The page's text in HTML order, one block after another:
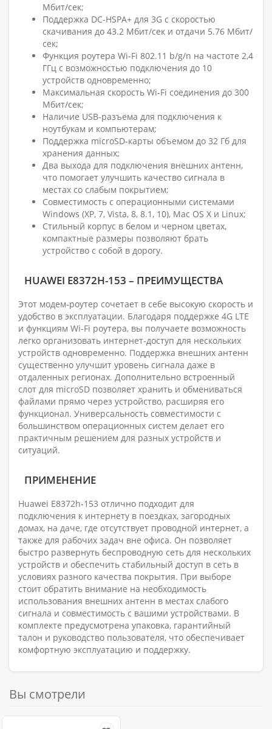
Мбит/сек;
Поддержка DC-HSPA+ для 3G с скоростью
скачивания до 43.2 Мбит/сек и отдачи 5.76 Мбит/
сек;
Функция роутера Wi-Fi 802.11 b/g/n на частоте 2,4
ГГц с возможностью подключения до 10
устройств одновременно;
Максимальная скорость Wi-Fi соединения до 300
Мбит/сек;
Наличие USB-разъема для подключения к
ноутбукам и компьютерам;
Поддержка microSD-карты объемом до 32 Гб для
хранения данных;
Два выхода для подключения внешних антенн,
что помогает улучшить качество сигнала в
местах со слабым покрытием;
Совместимость с операционными системами
Windows (XP, 7, Vista, 8, 8.1, 10), Mac OS X и Linux;
Стильный корпус в белом и черном цветах,
компактные размеры позволяют брать
устройство с собой в дорогу.
HUAWEI E8372H-153 – ПРЕИМУЩЕСТВА
Этот модем-роутер сочетает в себе высокую скорость и
удобство в эксплуатации. Благодаря поддержке 4G LTE
и функциям Wi-Fi роутера, вы получаете возможность
легко организовать интернет-доступ для нескольких
устройств одновременно. Поддержка внешних антенн
существенно улучшит уровень сигнала даже в
отдаленных регионах. Дополнительно встроенный
слот для microSD позволяет хранить и обмениваться
файлами прямо через устройство, расширяя его
функционал. Универсальность совместимости с
большинством операционных систем делает его
практичным решением для разных устройств и
ситуаций.
ПРИМЕНЕНИЕ
Huawei E8372h-153 отлично подходит для
подключения к интернету в поездках, загородных
домах, на даче, где отсутствует проводной интернет, а
также для рабочих задач вне офиса. Он позволяет
быстро развернуть беспроводную сеть для нескольких
устройств и обеспечить стабильный доступ в сеть в
условиях разного качества покрытия. При выборе
стоит обратить внимание на необходимость
использования внешних антенн в местах слабого
сигнала и совместимость с вашими устройствами. В
комплекте предусмотрена упаковка, гарантийный
талон и руководство пользователя, что обеспечивает
комфортную эксплуатацию и поддержку.
Вы смотрели